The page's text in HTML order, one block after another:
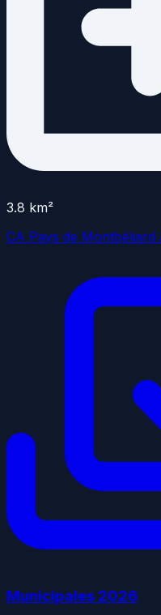
3.8 km²
CA Pays de Montbéliard
Municipales 2026